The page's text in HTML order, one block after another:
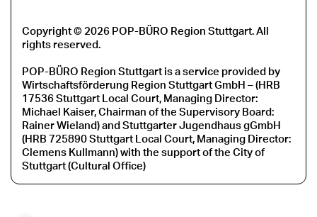
Copyright © 2026 POP-BÜRO Region Stuttgart. All
rights reserved.
POP-BÜRO Region Stuttgart is a service provided by
Wirtschaftsförderung Region Stuttgart GmbH – (HRB
17536 Stuttgart Local Court, Managing Director:
Michael Kaiser, Chairman of the Supervisory Board:
Rainer Wieland) and Stuttgarter Jugendhaus gGmbH
(HRB 725890 Stuttgart Local Court, Managing Director:
Clemens Kullmann) with the support of the City of
Stuttgart (Cultural Office)